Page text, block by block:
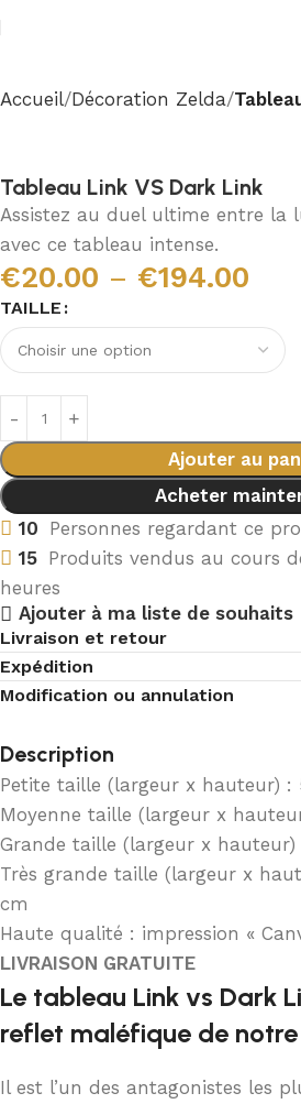
Accueil Décoration Zelda
Tableau Link VS Dark Link
Assistez au duel ultime entre la
avec ce tableau intense.
€20.00 – €194.00
TAILLE
Ajouter au
Acheter
10 Personnes regardant ce
15 Produits vendus au cours
heures
Ajouter à ma liste de souhaits
Livraison et retour
Expédition
Modification ou annulation
Description
Petite taille (largeur x hauteur) :
Moyenne taille (largeur x
Grande taille (largeur x hauteur)
Très grande taille (largeur x
cm
Haute qualité : impression «
LIVRAISON GRATUITE
Le tableau Link vs Dark
reflet maléfique de notre
Il est l’un des antagonistes les